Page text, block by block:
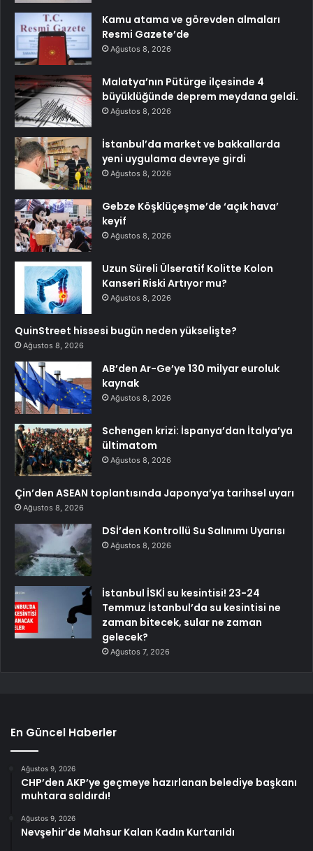
Kamu atama ve görevden almaları
Resmi Gazete’de
Ağustos 8, 2026
Malatya’nın Pütürge ilçesinde 4
büyüklüğünde deprem meydana geldi.
Ağustos 8, 2026
İstanbul’da market ve bakkallarda
yeni uygulama devreye girdi
Ağustos 8, 2026
Gebze Köşklüçeşme’de ‘açık hava’
keyif
Ağustos 8, 2026
Uzun Süreli Ülseratif Kolitte Kolon
Kanseri Riski Artıyor mu?
Ağustos 8, 2026
QuinStreet hissesi bugün neden yükselişte?
Ağustos 8, 2026
AB’den Ar-Ge’ye 130 milyar euroluk
kaynak
Ağustos 8, 2026
Schengen krizi: İspanya’dan İtalya’ya
ültimatom
Ağustos 8, 2026
Çin’den ASEAN toplantısında Japonya’ya tarihsel uyarı
Ağustos 8, 2026
DSİ’den Kontrollü Su Salınımı Uyarısı
Ağustos 8, 2026
İstanbul İSKİ su kesintisi! 23-24
Temmuz İstanbul’da su kesintisi ne
zaman bitecek, sular ne zaman
gelecek?
Ağustos 7, 2026
En Güncel Haberler
Ağustos 9, 2026
CHP’den AKP’ye geçmeye hazırlanan belediye başkanı
muhtara saldırdı!
Ağustos 9, 2026
Nevşehir’de Mahsur Kalan Kadın Kurtarıldı